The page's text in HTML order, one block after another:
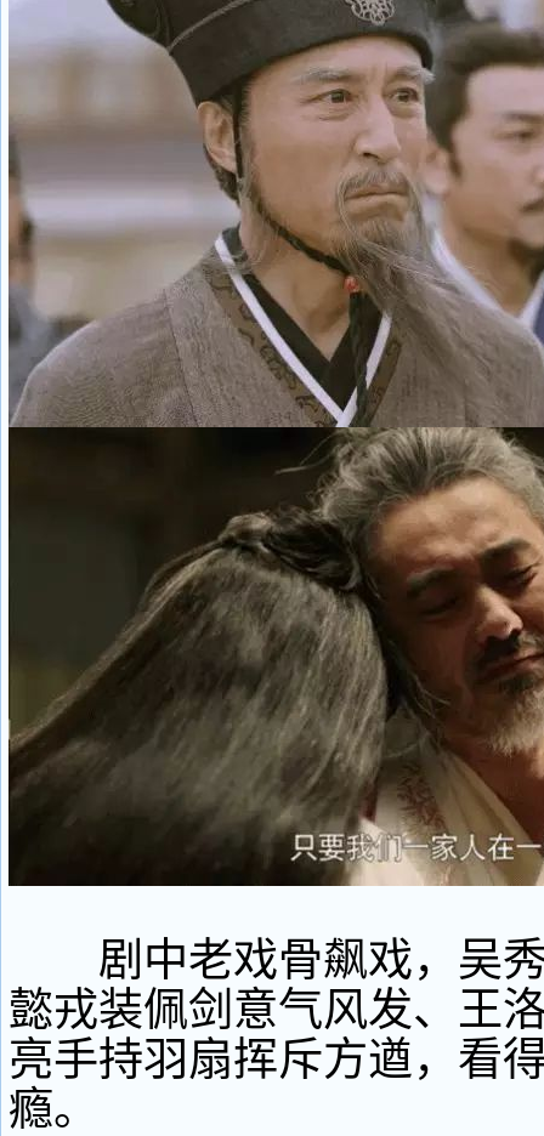
剧中老戏骨飙戏，吴秀
懿戎装佩剑意气风发、王
亮手持羽扇挥斥方遒，看
瘾。